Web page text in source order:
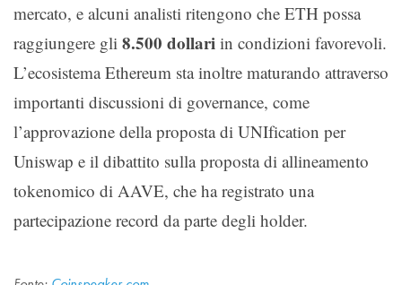
mercato, e alcuni analisti ritengono che ETH possa
raggiungere gli 8.500 dollari in condizioni favorevoli.
L’ecosistema Ethereum sta inoltre maturando attraverso
importanti discussioni di governance, come
l’approvazione della proposta di UNIfication per
Uniswap e il dibattito sulla proposta di allineamento
tokenomico di AAVE, che ha registrato una
partecipazione record da parte degli holder.